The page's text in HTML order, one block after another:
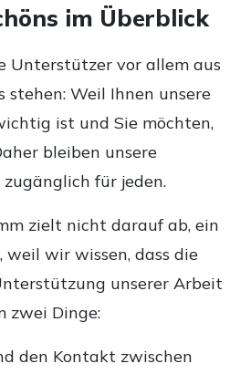
im Überblick
Unterstützer vor allem aus
stehen: Weil Ihnen unsere
ist und Sie möchten,
bleiben unsere
für jeden.
zielt nicht darauf ab, ein
weil wir wissen, dass die
unserer Arbeit
zwei Dinge:
den Kontakt zwischen